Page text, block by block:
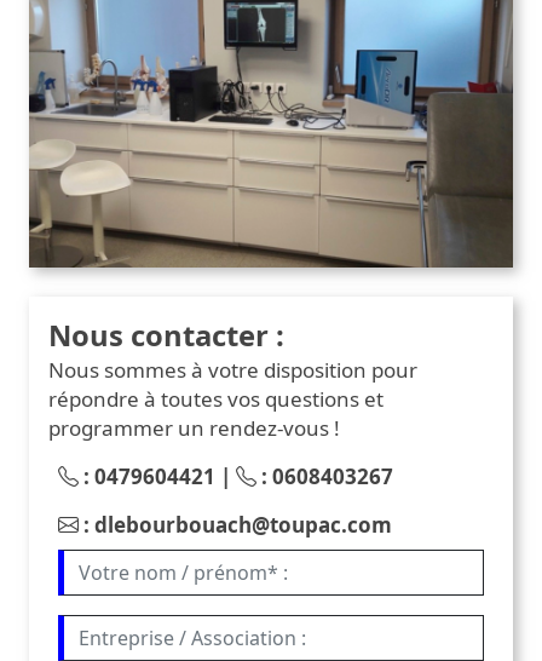
Nous contacter :
Nous sommes à votre disposition pour
répondre à toutes vos questions et
programmer un rendez-vous !
: 0479604421 | : 0608403267
: dlebourbouach@toupac.com